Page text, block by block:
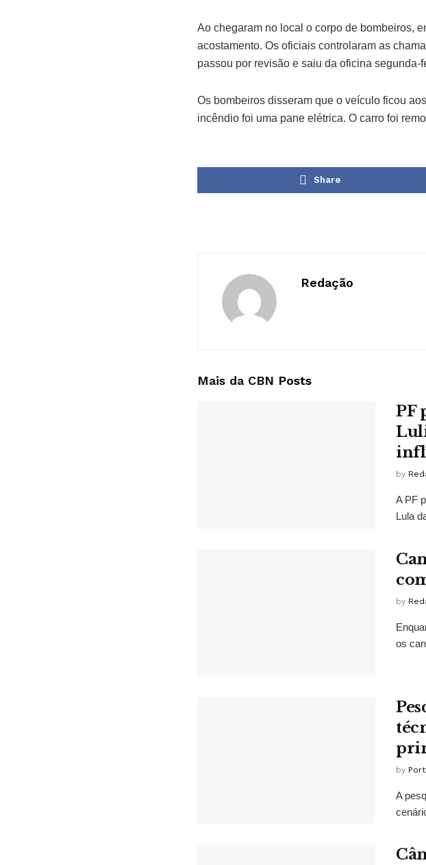
Ao chegaram no local o corpo de bombeiros,
acostamento. Os oficiais controlaram as
passou por revisão e saiu da oficina segunda-
Os bombeiros disseram que o veículo ficou
incêndio foi uma pane elétrica. O carro foi
Share
Redação
Mais da CBN Posts
PF
by
A PF
Lula
by
os
by
A